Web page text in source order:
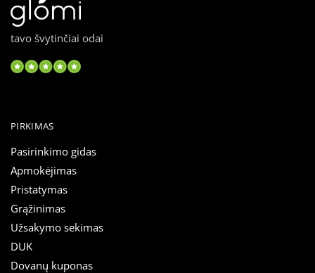
tavo švytinčiai odai
PIRKIMAS
Pasirinkimo gidas
Apmokėjimas
Pristatymas
Grąžinimas
Užsakymo sekimas
DUK
Dovanų kuponas